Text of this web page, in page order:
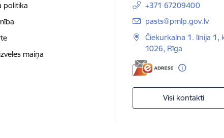
politika
maiņa
+371 67209400
E-pasts:
pasts@pmlp.gov.lv
Čiekurkalna 1. līnija 1,
1026, Rīga
Visi kontakti